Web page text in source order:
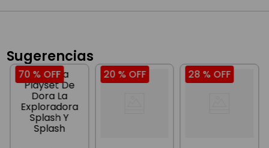
Sugerencias
70 % OFF 20 % OFF 28 % OFF